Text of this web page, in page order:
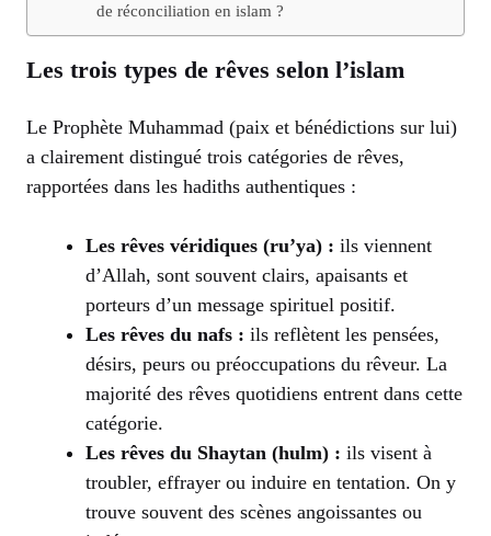
de réconciliation en islam ?
Les trois types de rêves selon l’islam
Le Prophète Muhammad (paix et bénédictions sur lui)
a clairement distingué trois catégories de rêves,
rapportées dans les hadiths authentiques :
Les rêves véridiques (ru’ya) : ils viennent
d’Allah, sont souvent clairs, apaisants et
porteurs d’un message spirituel positif.
Les rêves du nafs : ils reflètent les pensées,
désirs, peurs ou préoccupations du rêveur. La
majorité des rêves quotidiens entrent dans cette
catégorie.
Les rêves du Shaytan (hulm) : ils visent à
troubler, effrayer ou induire en tentation. On y
trouve souvent des scènes angoissantes ou